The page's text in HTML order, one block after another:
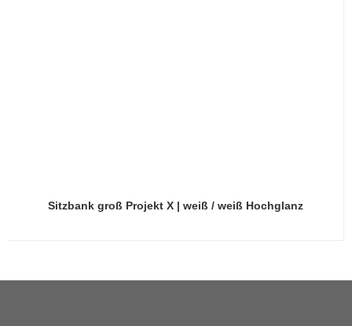
Sitzbank groß Projekt X | weiß / weiß Hochglanz